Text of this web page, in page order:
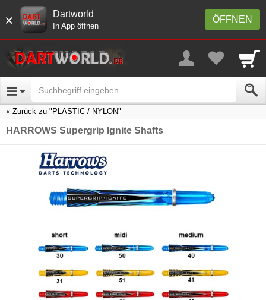
× ÖFFNEN
Dartworld
In App öffnen
Zurück zu "PLASTIC / NYLON"
HARROWS Supergrip Ignite Shafts